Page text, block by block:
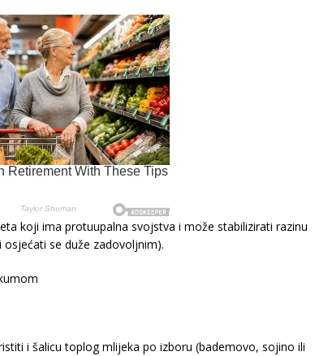
koji ima protuupalna svojstva i može stabilizirati razinu
se duže zadovoljnim).
i šalicu toplog mlijeka po izboru (bademovo, sojino ili